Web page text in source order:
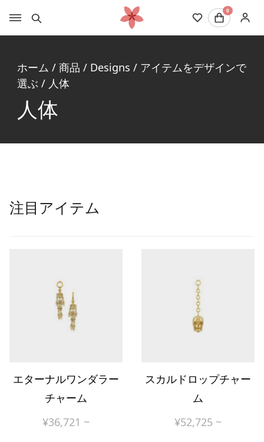
0
ホーム / 商品 / Designs / アイテムをデザインで
選ぶ / 人体
人体
注目アイテム
エターナルワンダラー
チャーム
¥36,721 ~
スカルドロップチャー
ム
¥52,725 ~